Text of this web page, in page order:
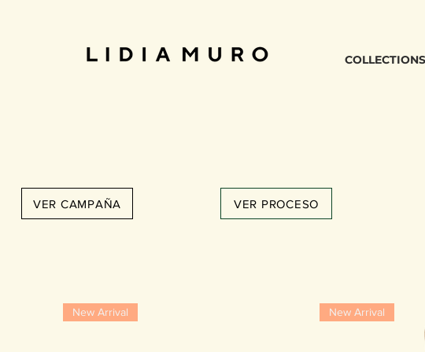
COLLECTIONS
VER CAMPAÑA VER PROCESO
New Arrival New Arrival